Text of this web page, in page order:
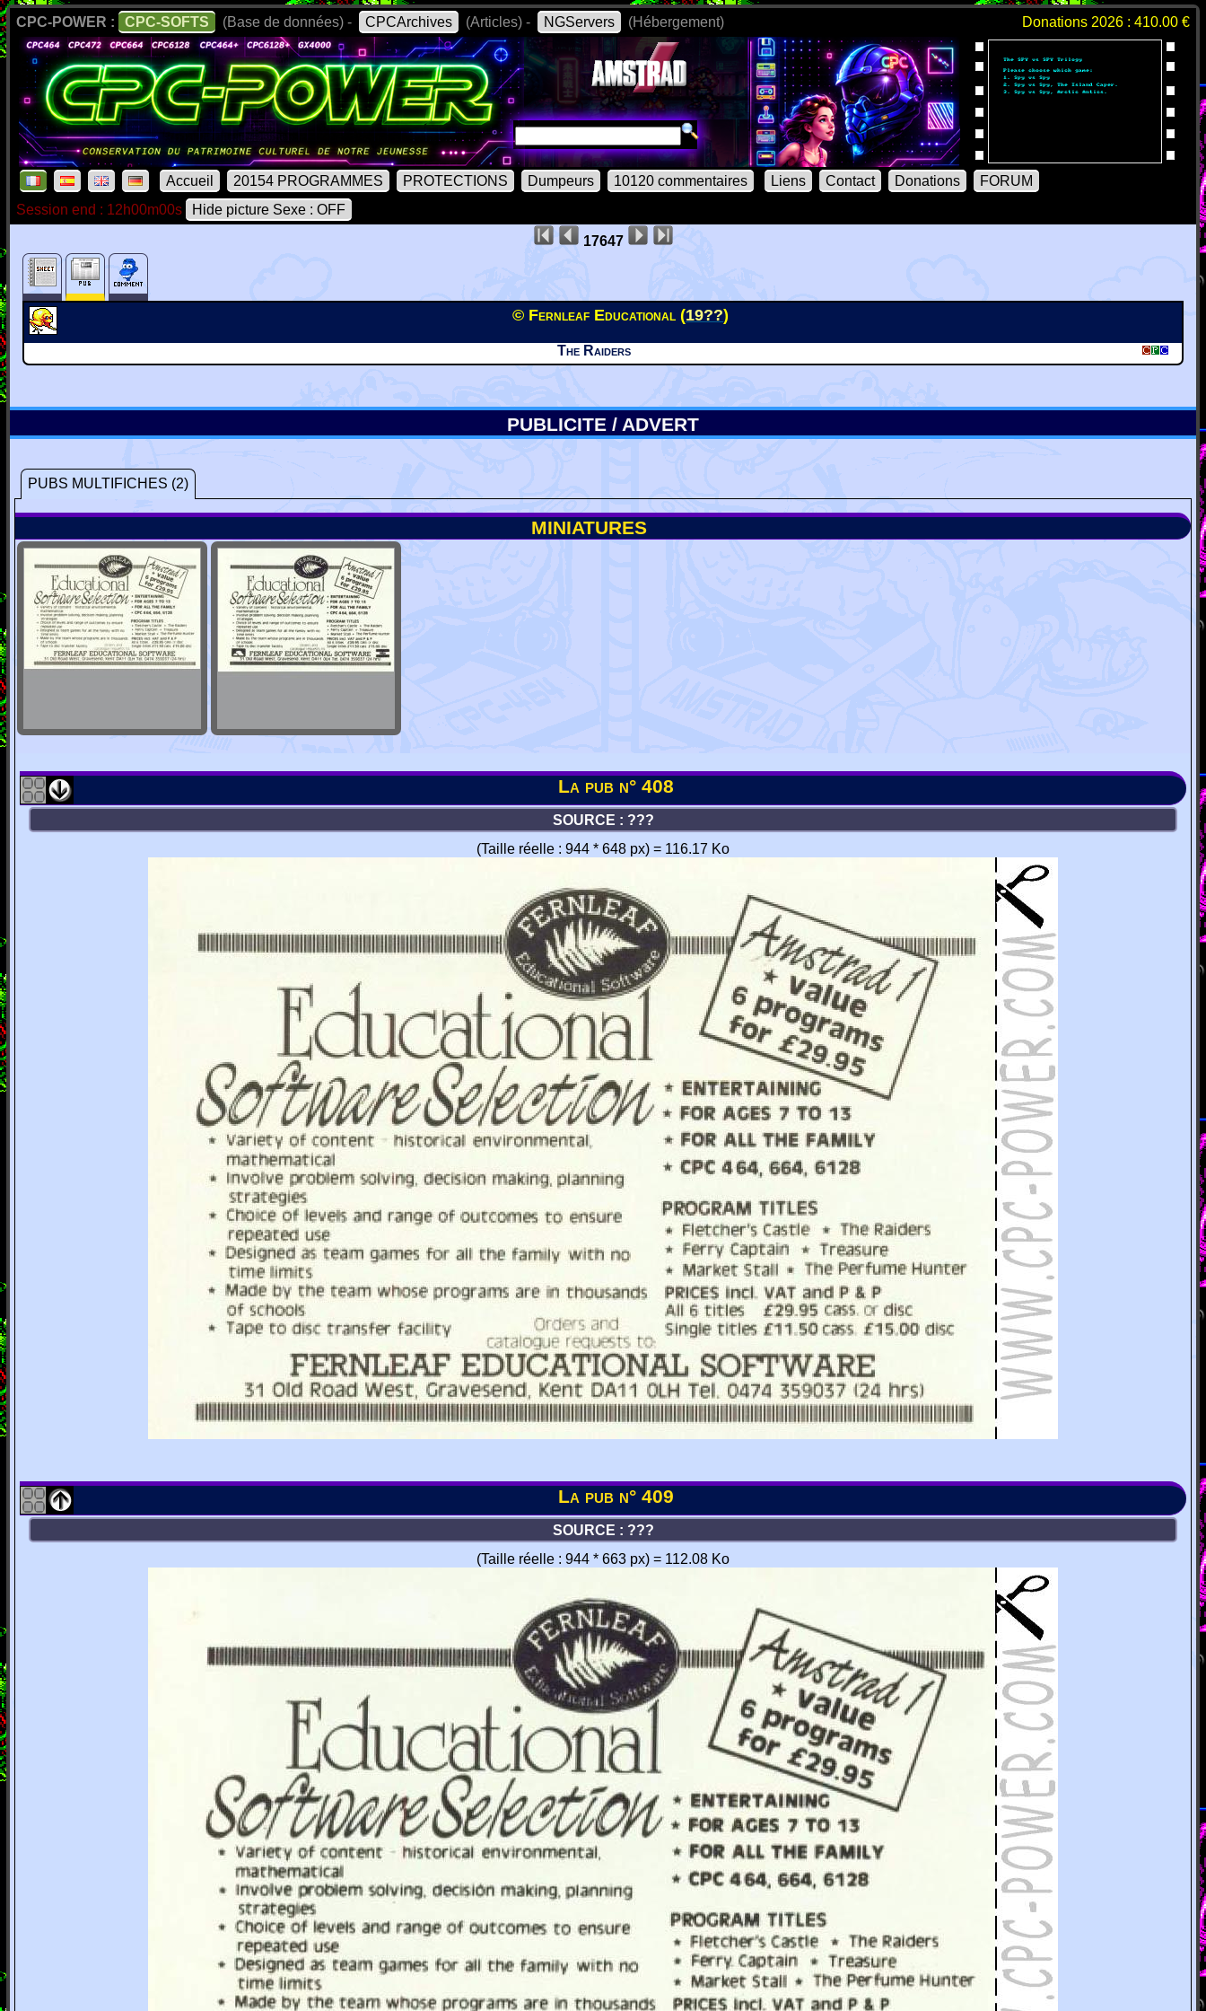
CPC-POWER : CPC-SOFTS (Base de données) - CPCArchives (Articles) - NGServers (Hébergement) Donations 2026 : 410.00 €
Accueil 20154 PROGRAMMES PROTECTIONS Dumpeurs 10120 commentaires Liens Contact Donations
FORUM
Session end : 12h00m00s
Hide picture Sexe : OFF
17647
© Fernleaf Educational (19??)
The Raiders
PUBLICITE / ADVERT
PUBS MULTIFICHES (2)
MINIATURES
La pub n° 408
SOURCE : ???
(Taille réelle : 944 * 648 px) = 116.17 Ko
La pub n° 409
SOURCE : ???
(Taille réelle : 944 * 663 px) = 112.08 Ko